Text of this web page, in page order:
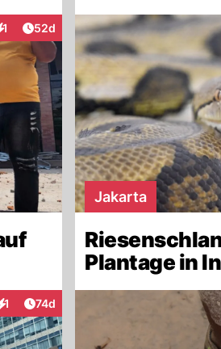
1 Artikel veröffentlicht:
52d
Jakarta
Plantage in
1 Artikel veröffentlicht:
74d